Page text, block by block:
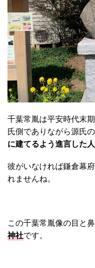
千葉常胤は平安時代末
氏側でありながら源氏の
に建てるよう進言した
彼がいなければ鎌倉幕
れませんね。
この千葉常胤像の目と
神社です。